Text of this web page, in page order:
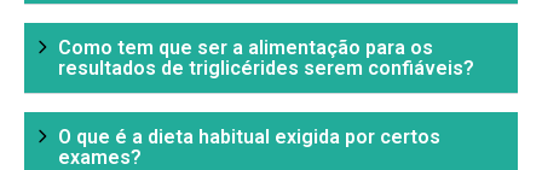
Como tem que ser a alimentação para os
resultados de triglicérides serem confiáveis?
O que é a dieta habitual exigida por certos
exames?